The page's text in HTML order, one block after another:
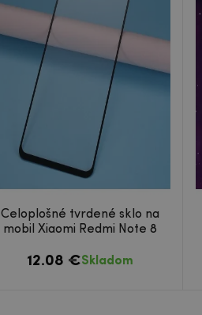
Celoplošné tvrdené sklo na
mobil Xiaomi Redmi Note 8
12.08 €Skladom